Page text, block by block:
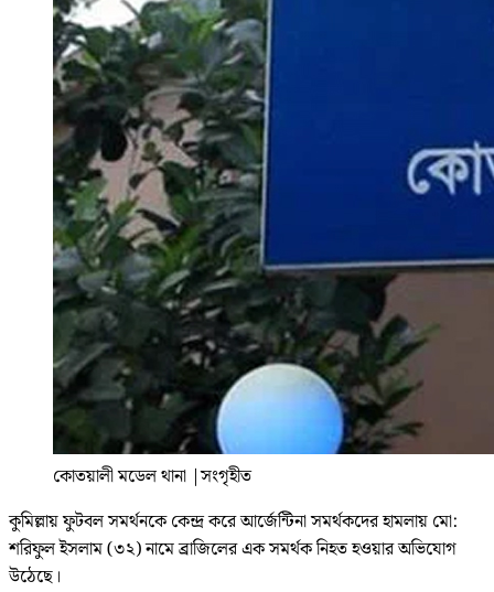
কোতয়ালী মডেল থানা |সংগৃহীত
কুমিল্লায় ফুটবল সমর্থনকে কেন্দ্র করে আর্জেন্টিনা সমর্থকদের হামলায় মো:
শরিফুল ইসলাম (৩২) নামে ব্রাজিলের এক সমর্থক নিহত হওয়ার অভিযোগ
উঠেছে।